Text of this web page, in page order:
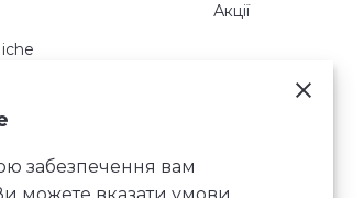
Акції
забезпечення вам